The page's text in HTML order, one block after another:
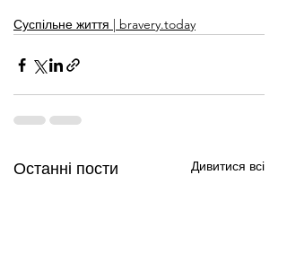
Суспільне життя | bravery.today
Останні пости Дивитися всі